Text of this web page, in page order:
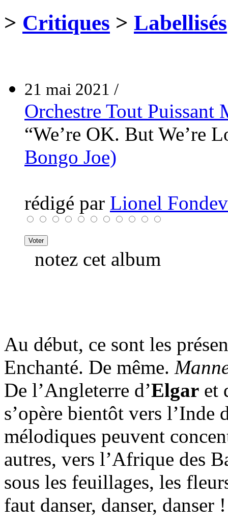
> Critiques > Labellisés
21 mai 2021 /
Orchestre Tout Puissant
“We’re OK. But We’re
Bongo Joe)
rédigé par Lionel
notez cet album
Au début, ce sont les
Enchanté. De même.
De l’Angleterre d’Elgar et
s’opère bientôt vers l’Inde
mélodiques peuvent
autres, vers l’Afrique des
sous les feuillages, les
faut danser, danser, danser !